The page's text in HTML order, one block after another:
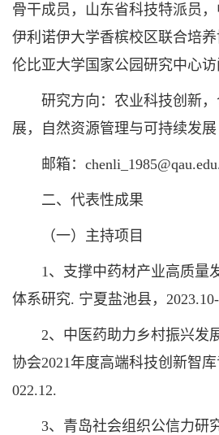
骨干成员，山东省科技特派员
伊利诺伊大学香槟校区联合培
伦比亚大学国家公园研究中心访
研究方向：农业科技创新，
展，自然资源管理与可持续发展
邮箱：
二、代表性成果
（一）主持项目
1、支撑中药材产业高质量
体系研究. 宁夏盐池县，
2、中医药助力乡村振兴发
协会2021年度高端科技创新智
022.12.
3、青岛社会组织公信力研